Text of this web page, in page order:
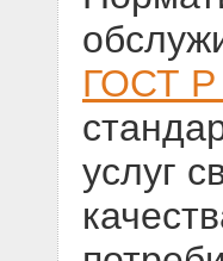
ГОСТ Р
услуг